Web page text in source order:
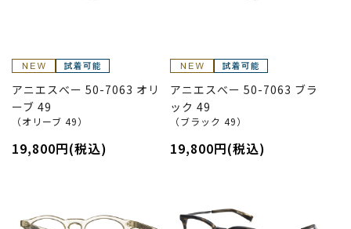
アニエスべー 50-7063 オリ
ーブ 49
（オリーブ 49）
19,800円(税込)
アニエスべー 50-7063 ブラ
ック 49
（ブラック 49）
19,800円(税込)